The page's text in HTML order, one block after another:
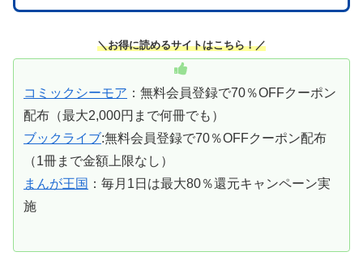
＼お得に読めるサイトはこちら！／
コミックシーモア ：無料会員登録で70％OFFクーポン
配布（最大2,000円まで何冊でも）
ブックライブ:無料会員登録で70％OFFクーポン配布
（1冊まで金額上限なし）
まんが王国 ：毎月1日は最大80％還元キャンペーン実
施